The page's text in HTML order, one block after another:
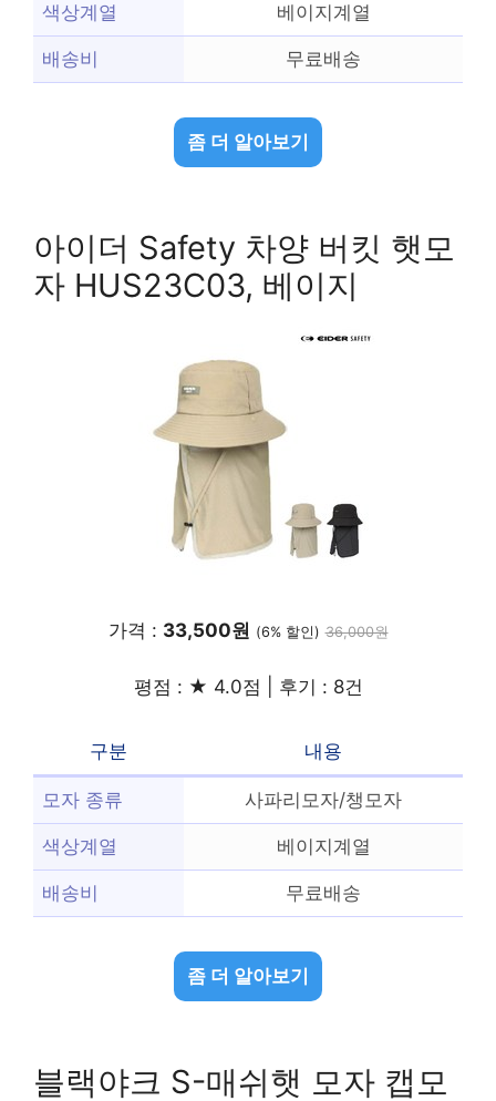
색상계열 베이지계열
배송비 무료배송
좀 더 알아보기
아이더 Safety 차양 버킷 햇모
자 HUS23C03, 베이지
가격 : 33,500원 (6% 할인) 36,000원
평점 : ★ 4.0점 | 후기 : 8건
구분 내용
모자 종류 사파리모자/챙모자
색상계열 베이지계열
배송비 무료배송
좀 더 알아보기
블랙야크 S-매쉬햇 모자 캡모